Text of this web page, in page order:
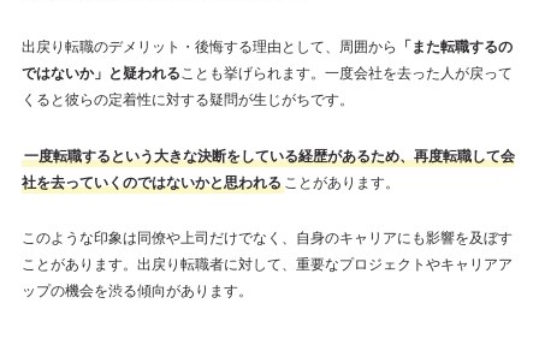
出戻り転職のデメリット・後悔する理由として、周囲から
「また転職するの
ではないか」と疑われることも挙げられます。一度会社を去った人が戻って
くると彼らの定着性に対する疑問が生じがちです。
一度転職するという大きな決断をしている経歴があるため、再度転職して会
社を去っていくのではないかと思われる ことがあります。
このような印象は同僚や上司だけでなく、自身のキャリアにも影響を及ぼす
ことがあります。出戻り転職者に対して、重要なプロジェクトやキャリアア
ップの機会を渋る傾向があります。